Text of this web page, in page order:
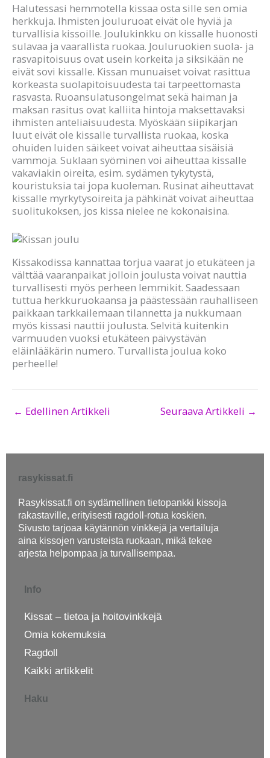
Halutessasi hemmotella kissaa osta sille sen omia
herkkuja. Ihmisten jouluruoat eivät ole hyviä ja
turvallisia kissoille. Joulukinkku on kissalle huonosti
sulavaa ja vaarallista ruokaa. Jouluruokien suola- ja
rasvapitoisuus ovat usein korkeita ja siksikään ne
eivät sovi kissalle. Kissan munuaiset voivat rasittua
korkeasta suolapitoisuudesta tai tarpeettomasta
rasvasta. Ruoansulatusongelmat sekä haiman ja
maksan rasitus ovat kalliita hintoja maksettavaksi
ihmisten anteliaisuudesta. Myöskään siipikarjan
luut eivät ole kissalle turvallista ruokaa, koska
ohuiden luiden säikeet voivat aiheuttaa sisäisiä
vammoja. Suklaan syöminen voi aiheuttaa kissalle
vakaviakin oireita, esim. sydämen tykytystä,
kouristuksia tai jopa kuoleman. Rusinat aiheuttavat
kissalle myrkytysoireita ja pähkinät voivat aiheuttaa
suolitukoksen, jos kissa nielee ne kokonaisina.
Kissakodissa kannattaa torjua vaarat jo etukäteen ja
välttää vaaranpaikat jolloin joulusta voivat nauttia
turvallisesti myös perheen lemmikit. Saadessaan
tuttua herkkuruokaansa ja päästessään rauhalliseen
paikkaan tarkkailemaan tilannetta ja nukkumaan
myös kissasi nauttii joulusta. Selvitä kuitenkin
varmuuden vuoksi etukäteen päivystävän
eläinlääkärin numero. Turvallista joulua koko
perheelle!
← Edellinen Artikkeli Seuraava Artikkeli →
rasykissat.fi
Rasykissat.fi on sydämellinen tietopankki kissoja
rakastaville, erityisesti ragdoll-rotua koskien.
Sivusto tarjoaa käytännön vinkkejä ja vertailuja
aina kissojen varusteista ruokaan, mikä tekee
arjesta helpompaa ja turvallisempaa.
Info
Kissat – tietoa ja hoitovinkkejä
Omia kokemuksia
Ragdoll
Kaikki artikkelit
Haku